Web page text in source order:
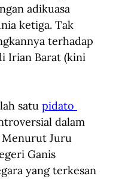
adikuasa
ketiga. Tak
terhadap
Irian Barat (kini
satu pidato
dalam
Menurut Juru
Ganis
yang terkesan